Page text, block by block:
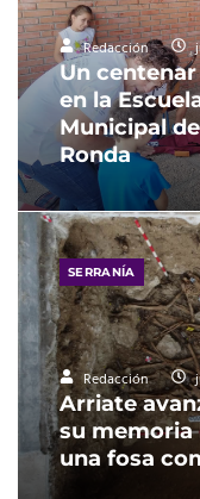
Redacción
Un
en la
Municipal
Ronda
SERRANÍA
Redacción
Arriate
su memoria
una fosa